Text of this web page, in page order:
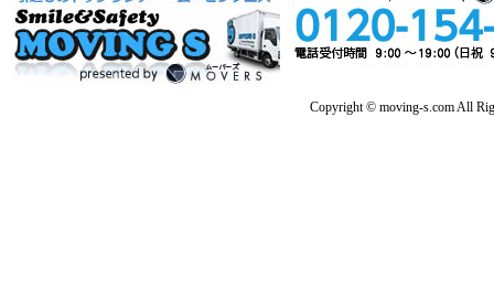
Copyright © moving-s.com All